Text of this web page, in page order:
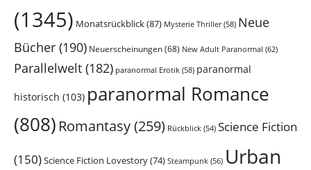
(1345) Monatsrückblick(87) Mysterie Thriller(58) Neue
Bücher (190) Neuerscheinungen(68) New Adult Paranormal (62)
Parallelwelt (182) paranormal Erotik (58) paranormal
historisch (103) paranormal Romance
(808) Romantasy(259) Rückblick (54) Science Fiction
(150)Science Fiction Lovestory(74) Steampunk (56) Urban